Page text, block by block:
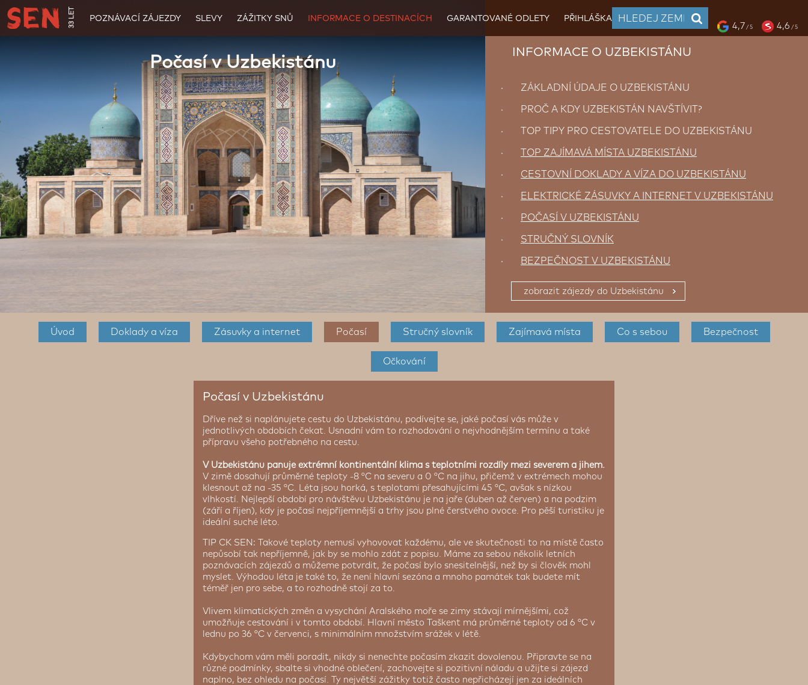
33 LET POZNÁVACÍ ZÁJEZDY SLEVY ZÁŽITKY SNŮ INFORMACE O DESTINACÍCH GARANTOVANÉ ODLETY PŘIHLÁŠKA
4,7 / 5 4,6 / 5
Počasí v Uzbekistánu
INFORMACE O UZBEKISTÁNU
· ZÁKLADNÍ ÚDAJE O UZBEKISTÁNU
· PROČ A KDY UZBEKISTÁN NAVŠTÍVIT?
· TOP TIPY PRO CESTOVATELE DO UZBEKISTÁNU
· TOP ZAJÍMAVÁ MÍSTA UZBEKISTÁNU
· CESTOVNÍ DOKLADY A VÍZA DO UZBEKISTÁNU
· ELEKTRICKÉ ZÁSUVKY A INTERNET V UZBEKISTÁNU
· POČASÍ V UZBEKISTÁNU
· STRUČNÝ SLOVNÍK
· BEZPEČNOST V UZBEKISTÁNU
zobrazit zájezdy do Uzbekistánu
Úvod Doklady a víza Zásuvky a internet Počasí Stručný slovník Zajímavá místa Co s sebou Bezpečnost
Očkování
Počasí v Uzbekistánu
Dříve než si naplánujete cestu do Uzbekistánu, podívejte se, jaké počasí vás může v
jednotlivých obdobích čekat. Usnadní vám to rozhodování o nejvhodnějším termínu a také
přípravu všeho potřebného na cestu.
V Uzbekistánu panuje extrémní kontinentální klima s teplotními rozdíly mezi severem a jihem.
V zimě dosahují průměrné teploty -8 °C na severu a 0 °C na jihu, přičemž v extrémech mohou
klesnout až na -35 °C. Léta jsou horká, s teplotami přesahujícími 45 °C, avšak s nízkou
vlhkostí. Nejlepší období pro návštěvu Uzbekistánu je na jaře (duben až červen) a na podzim
(září a říjen), kdy je počasí nejpříjemnější a trhy jsou plné čerstvého ovoce. Pro pěší turistiku je
ideální suché léto.
TIP CK SEN: Takové teploty nemusí vyhovovat každému, ale ve skutečnosti to na místě často
nepůsobí tak nepříjemně, jak by se mohlo zdát z popisu. Máme za sebou několik letních
poznávacích zájezdů a můžeme potvrdit, že počasí bylo snesitelnější, než by si člověk mohl
myslet. Výhodou léta je také to, že není hlavní sezóna a mnoho památek tak budete mít
téměř jen pro sebe, a to rozhodně stojí za to.
Vlivem klimatických změn a vysychání Aralského moře se zimy stávají mírnějšími, což
umožňuje cestování i v tomto období. Hlavní město Taškent má průměrné teploty od 6 °C v
lednu po 36 °C v červenci, s minimálním množstvím srážek v létě.
Kdybychom vám měli poradit, nikdy si nenechte počasím zkazit dovolenou. Připravte se na
různé podmínky, sbalte si vhodné oblečení, zachovejte si pozitivní náladu a užijte si zájezd
naplno, bez ohledu na počasí. Ty největší zážitky totiž často nepřicházejí jen za ideálních